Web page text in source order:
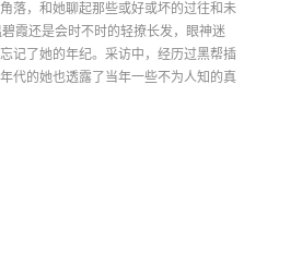
落，和她聊起那些或好或坏的过往和未
霞还是会时不时的轻撩长发，眼神迷
记了她的年纪。采访中，经历过黑帮插
代的她也透露了当年一些不为人知的真